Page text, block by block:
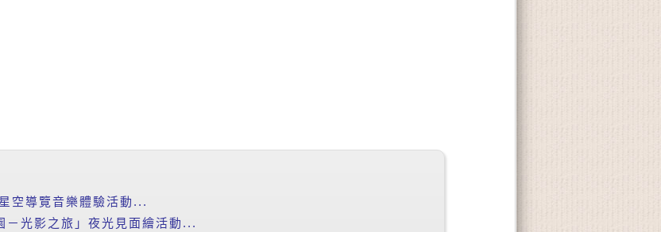
空導覽音樂體驗活動...
－光影之旅」夜光見面繪活動...